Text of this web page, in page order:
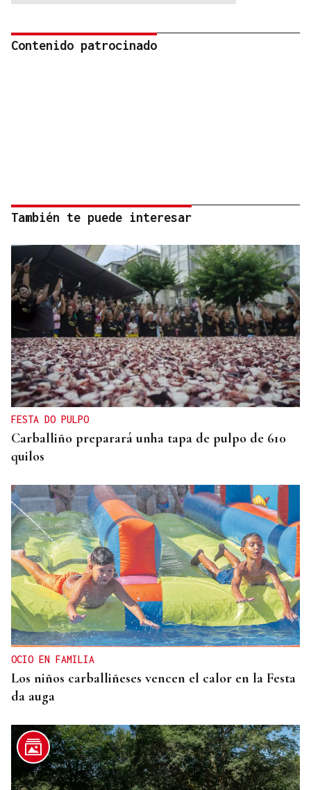
Contenido patrocinado
También te puede interesar
FESTA DO PULPO
Carballiño preparará unha tapa de pulpo de 610
quilos
OCIO EN FAMILIA
Los niños carballiñeses vencen el calor en la Festa
da auga